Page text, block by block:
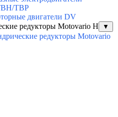
TBP
двигатели DV
редукторы Motovario H
▼
редукторы Motovario